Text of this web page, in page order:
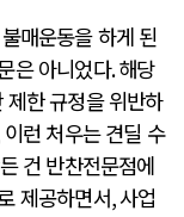
매운동을 하게 된
은 아니었다.해당
한 규정을 위반하
이런 처우는 견딜 수
건 반찬전문점에
제공하면서,사업